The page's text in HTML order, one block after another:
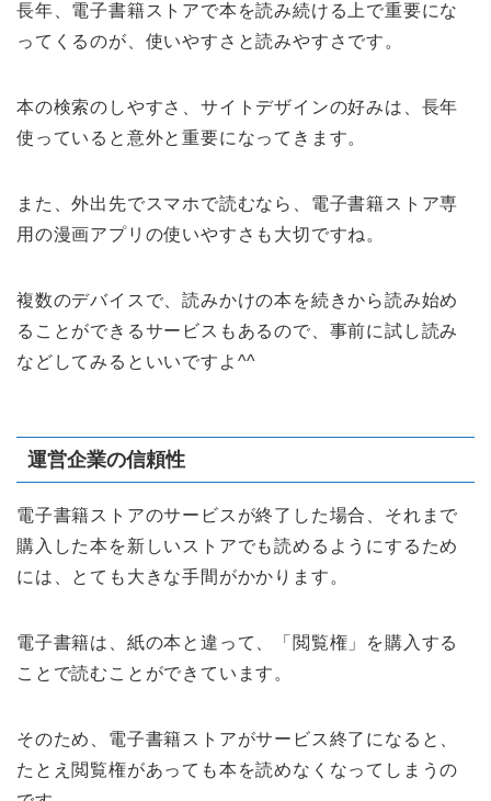
長年、電子書籍ストアで本を読み続ける上で重要にな
ってくるのが、使いやすさと読みやすさです。
本の検索のしやすさ、サイトデザインの好みは、長年
使っていると意外と重要になってきます。
また、外出先でスマホで読むなら、電子書籍ストア専
用の漫画アプリの使いやすさも大切ですね。
複数のデバイスで、読みかけの本を続きから読み始め
ることができるサービスもあるので、事前に試し読み
などしてみるといいですよ^^
運営企業の信頼性
電子書籍ストアのサービスが終了した場合、それまで
購入した本を新しいストアでも読めるようにするため
には、とても大きな手間がかかります。
電子書籍は、紙の本と違って、「閲覧権」を購入する
ことで読むことができています。
そのため、電子書籍ストアがサービス終了になると、
たとえ閲覧権があっても本を読めなくなってしまうの